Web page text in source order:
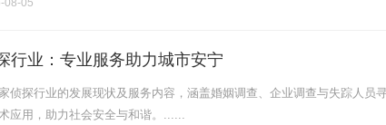
08-05
行业：专业服务助力城市安宁
侦探行业的发展现状及服务内容，涵盖婚姻调查、企业调查与失踪人员
应用，助力社会安全与和谐。......